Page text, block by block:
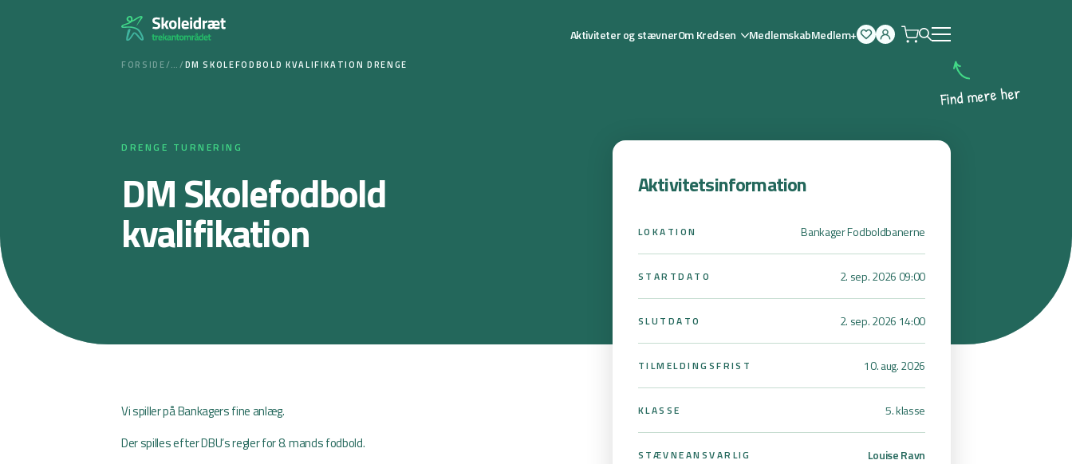
Aktiviteter og stævnerOm Kredsen MedlemskabMedlem+
Åben
Findmereher
FORSIDE/…/DM SKOLEFODBOLD KVALIFIKATION DRENGE
DRENGE TURNERING
DM Skolefodbold
kvalifikation
Aktivitetsinformation
LOKATION Bankager Fodboldbanerne
STARTDATO 2. sep. 2026 09:00
SLUTDATO 2. sep. 2026 14:00
TILMELDINGSFRIST 10. aug. 2026
KLASSE 5. klasse
STÆVNEANSVARLIG
Louise Ravn
Vi spiller på Bankagers fine anlæg.
Der spilles efter DBU’s regler for 8. mands fodbold.